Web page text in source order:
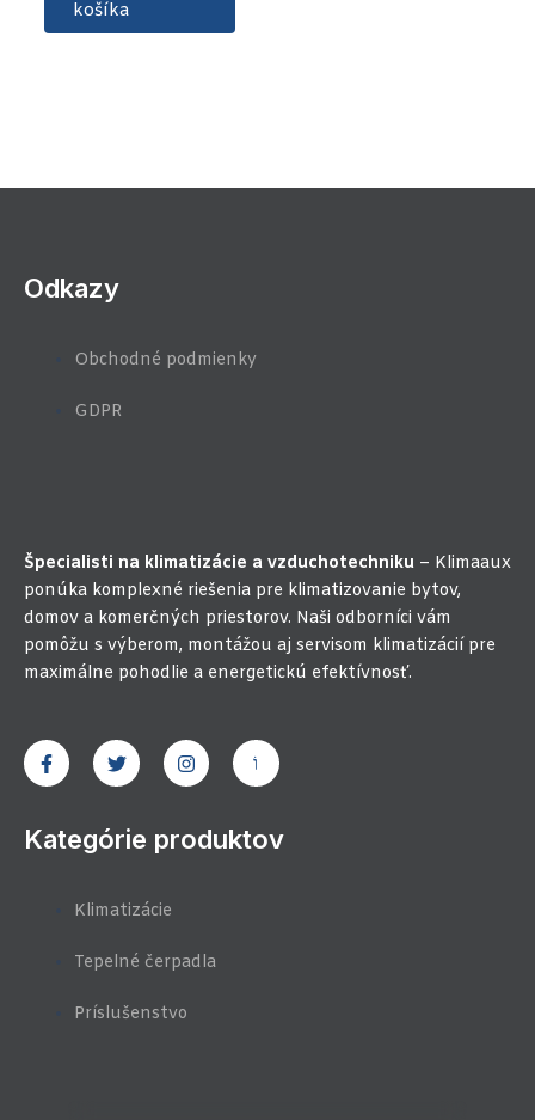
košíka
Odkazy
Obchodné podmienky
GDPR
Špecialisti na klimatizácie a vzduchotechniku – Klimaaux
ponúka komplexné riešenia pre klimatizovanie bytov,
domov a komerčných priestorov. Naši odborníci vám
pomôžu s výberom, montážou aj servisom klimatizácií pre
maximálne pohodlie a energetickú efektívnosť.
F
a
c
o
T
w
i
e
I
n
s
g
J
k
i
o
Kategórie produktov
Klimatizácie
Tepelné čerpadla
Príslušenstvo